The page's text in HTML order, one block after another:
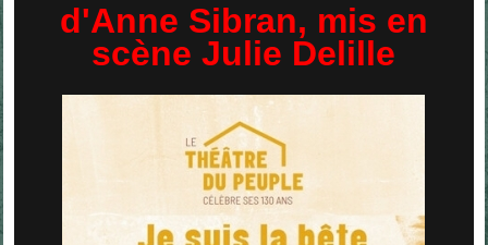
d'Anne Sibran, mis en
scène Julie Delille